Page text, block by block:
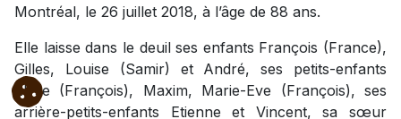
Montréal, le 26 juillet 2018, à l’âge de 88 ans.
Elle laisse dans le deuil ses enfants François (France),
Gilles, Louise (Samir) et André, ses petits-enfants
Elyse (François), Maxim, Marie-Eve (François), ses
arrière-petits-enfants Etienne et Vincent, sa sœur